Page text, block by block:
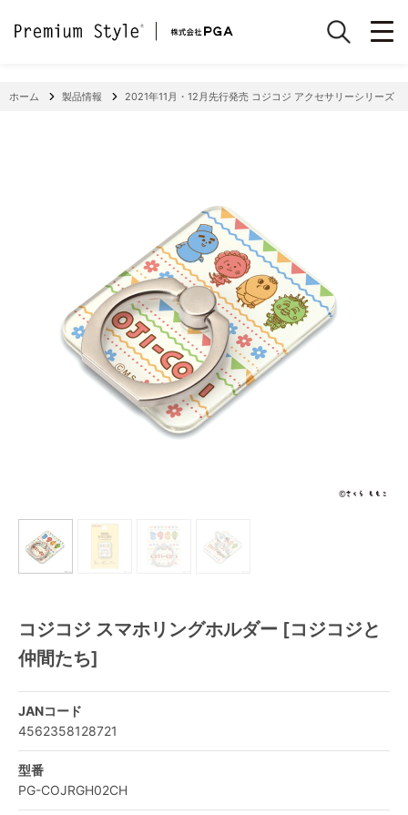
ホーム 製品情報 2021年11月・12月先行発売 コジコジ アクセサリーシリーズ
コジコジ スマホリングホルダー [コジコジと
仲間たち]
JANコード
4562358128721
型番
PG-COJRGH02CH